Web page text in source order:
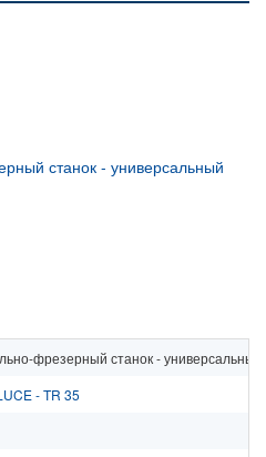
фрезерный станок - универсальный
- TR 35